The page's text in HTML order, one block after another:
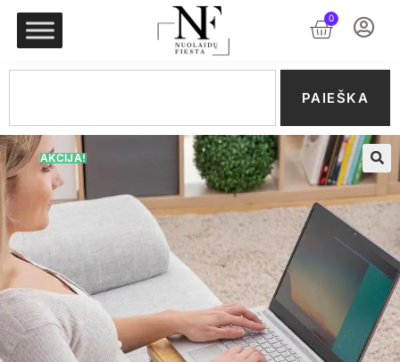
0
PAIEŠKA
AKCIJA!